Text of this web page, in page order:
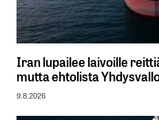
Iran lupailee laivoille
mutta ehtolista
9.8.2026